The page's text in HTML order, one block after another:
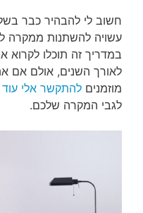
חשוב לי להבהיר כבר
עשויה להשתנות ממקרה
במדריך זה תוכלו
לאורך השנים, אולם אם
מוזמנים להתקשר אלי עוד
לגבי המקרה שלכם.